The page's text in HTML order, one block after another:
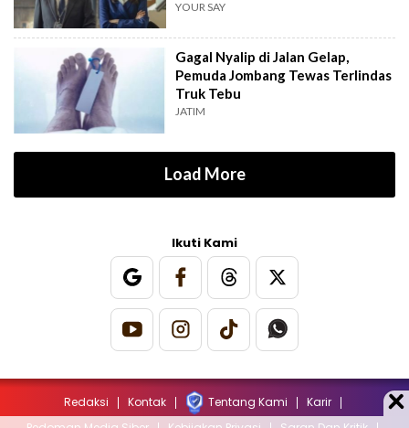
YOUR SAY
Gagal Nyalip di Jalan Gelap,
Pemuda Jombang Tewas Terlindas
Truk Tebu
JATIM
Load More
Ikuti Kami
Redaksi Kontak Tentang Kami
Karir